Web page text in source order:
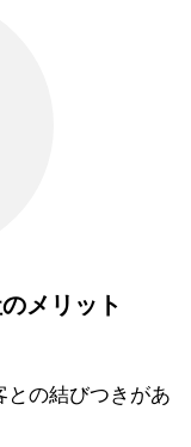
メリット
との結びつきがあ